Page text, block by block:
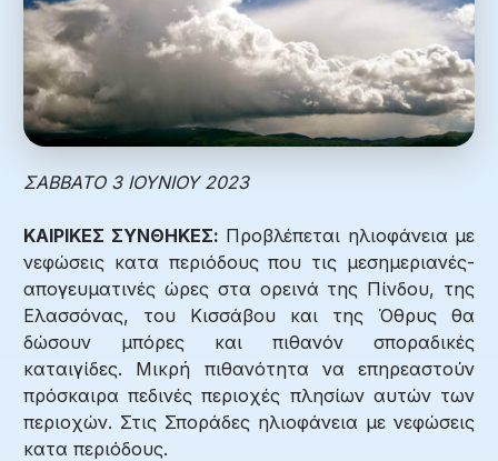
ΣΑΒΒΑΤΟ 3 ΙΟΥΝΙΟΥ 2023
ΚΑΙΡΙΚΕΣ ΣΥΝΘΗΚΕΣ: Προβλέπεται ηλιοφάνεια με
νεφώσεις κατα περιόδους που τις μεσημεριανές-
απογευματινές ώρες στα ορεινά της Πίνδου, της
Ελασσόνας, του Κισσάβου και της Όθρυς θα
δώσουν μπόρες και πιθανόν σποραδικές
καταιγίδες. Μικρή πιθανότητα να επηρεαστούν
πρόσκαιρα πεδινές περιοχές πλησίων αυτών των
περιοχών. Στις Σποράδες ηλιοφάνεια με νεφώσεις
κατα περιόδους.